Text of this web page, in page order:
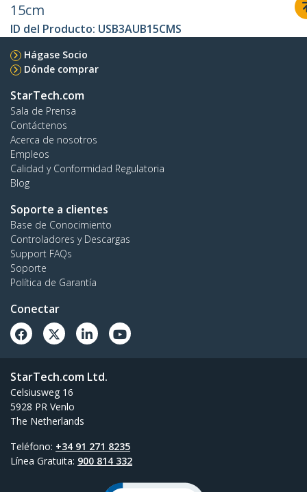
15cm
ID del Producto: USB3AUB15CMS
Hágase Socio
Dónde comprar
StarTech.com
Sala de Prensa
Contáctenos
Acerca de nosotros
Empleos
Calidad y Conformidad Regulatoria
Blog
Soporte a clientes
Base de Conocimiento
Controladores y Descargas
Support FAQs
Soporte
Política de Garantía
Conectar
StarTech.com Ltd.
Celsiusweg 16
5928 PR Venlo
The Netherlands
Teléfono: +34 91 271 8235
Línea Gratuita: 900 814 332